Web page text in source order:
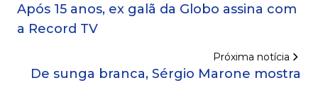
Após 15 anos, ex galã da Globo assina com
a Record TV
Próxima notícia
De sunga branca, Sérgio Marone mostra